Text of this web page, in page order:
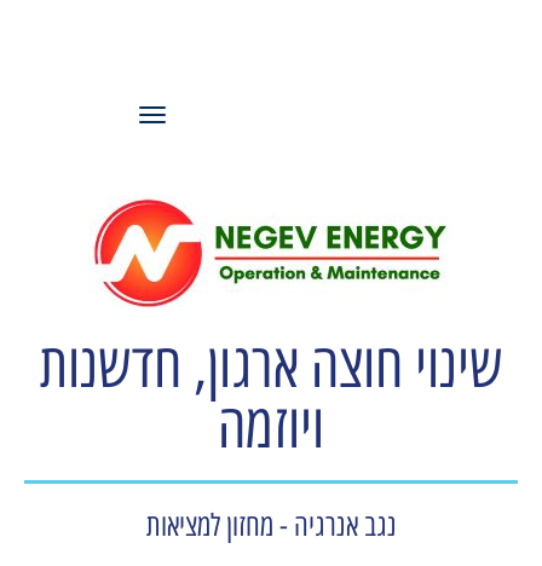
תפריט
שינוי חוצה ארגון, חדשנות
ויוזמה
נגב אנרגיה - מחזון למציאות